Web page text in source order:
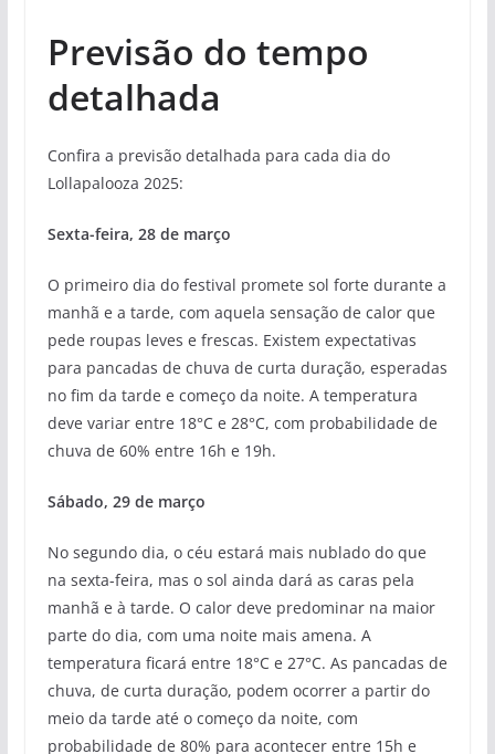
Previsão do tempo
detalhada
Confira a previsão detalhada para cada dia do
Lollapalooza 2025:
Sexta-feira, 28 de março
O primeiro dia do festival promete sol forte durante a
manhã e a tarde, com aquela sensação de calor que
pede roupas leves e frescas. Existem expectativas
para pancadas de chuva de curta duração, esperadas
no fim da tarde e começo da noite. A temperatura
deve variar entre 18°C e 28°C, com probabilidade de
chuva de 60% entre 16h e 19h.
Sábado, 29 de março
No segundo dia, o céu estará mais nublado do que
na sexta-feira, mas o sol ainda dará as caras pela
manhã e à tarde. O calor deve predominar na maior
parte do dia, com uma noite mais amena. A
temperatura ficará entre 18°C e 27°C. As pancadas de
chuva, de curta duração, podem ocorrer a partir do
meio da tarde até o começo da noite, com
probabilidade de 80% para acontecer entre 15h e